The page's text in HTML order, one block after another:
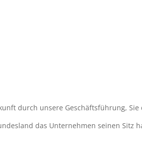
durch unsere Geschäftsführung,
das Unternehmen seinen Sitz